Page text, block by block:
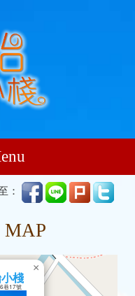
：
MAP
棧
巷17號
×